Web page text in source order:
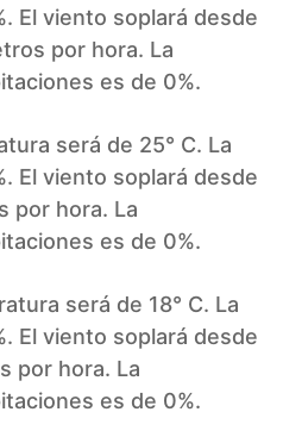
El viento soplará desde
por hora. La
es de 0%.
será de 25° C. La
El viento soplará desde
por hora. La
es de 0%.
será de 18° C. La
El viento soplará desde
por hora. La
es de 0%.